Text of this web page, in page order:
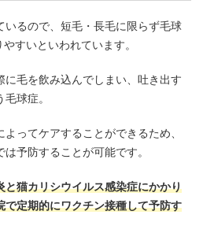
いるので、短毛・長毛に限らず毛球
すいといわれています。
に毛を飲み込んでしまい、吐き出す
球症。
ってケアすることができるため、
予防することが可能です。
と猫カリシウイルス感染症にかかり
で定期的にワクチン接種して予防す